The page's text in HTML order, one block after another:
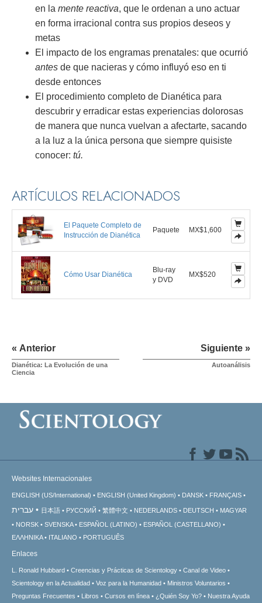
en la mente reactiva, que le ordenan a uno actuar
en forma irracional contra sus propios deseos y
metas
El impacto de los engramas prenatales: que ocurrió
antes de que nacieras y cómo influyó eso en ti
desde entonces
El procedimiento completo de Dianética para
descubrir y erradicar estas experiencias dolorosas
de manera que nunca vuelvan a afectarte, sacando
a la luz a la única persona que siempre quisiste
conocer: tú.
ARTÍCULOS RELACIONADOS
El Paquete Completo de
Instrucción de Dianética
Paquete MX$1,600
Cómo Usar Dianética
Blu-ray
y DVD
MX$520
« Anterior
Dianética: La Evolución de una
Ciencia
Siguiente »
Autoanálisis
Websites Internacionales
ENGLISH (US/International) ENGLISH (United Kingdom) DANSK FRANÇAIS
עברית 日本語 РУССКИЙ 繁體中文 NEDERLANDS DEUTSCH
MAGYAR
NORSK
SVENSKA ESPAÑOL (LATINO)
ESPAÑOL (CASTELLANO)
ΕΛΛΗΝΙΚA
ITALIANO PORTUGUÊS
Enlaces
L. Ronald Hubbard Creencias y Prácticas de Scientology
Canal de Video
Scientology en la Actualidad
Voz para la Humanidad
Ministros Voluntarios
Preguntas Frecuentes
Libros Cursos en línea ¿Quién Soy Yo? Nuestra Ayuda